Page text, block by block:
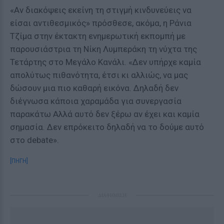
«Αν διακόψεις εκείνη τη στιγμή κινδυνεύεις να
είσαι αντιθεσμικός» πρόσθεσε, ακόμα, η Ράνια
Τζίμα στην έκτακτη ενημερωτική εκπομπή με
παρουσιάστρια τη Νίκη Λυμπεράκη τη νύχτα της
Τετάρτης στο Μεγάλο Κανάλι. «Δεν υπήρχε καμία
απολύτως πιθανότητα, έτσι κι αλλιώς, να μας
δώσουν μια πιο καθαρή εικόνα. Δηλαδή δεν
διέγνωσα κάποια χαραμάδα για συνεργασία
παρακάτω Αλλά αυτό δεν ξέρω αν έχει και καμία
σημασία. Δεν επρόκειτο δηλαδή να το δούμε αυτό
στο debate».
[ΠΗΓΗ]